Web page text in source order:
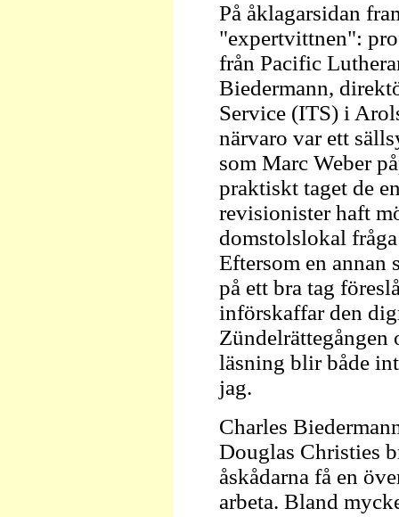
På åklagarsidan
"expertvittnen":
från Pacific
Biedermann,
Service (ITS) i
närvaro var ett
som Marc Weber
praktiskt taget de
revisionister haft
domstolslokal
Eftersom en annan
på ett bra tag
införskaffar den
Zündelrättegången
läsning blir både
jag.
Charles
Douglas Christies
åskådarna få en
arbeta. Bland